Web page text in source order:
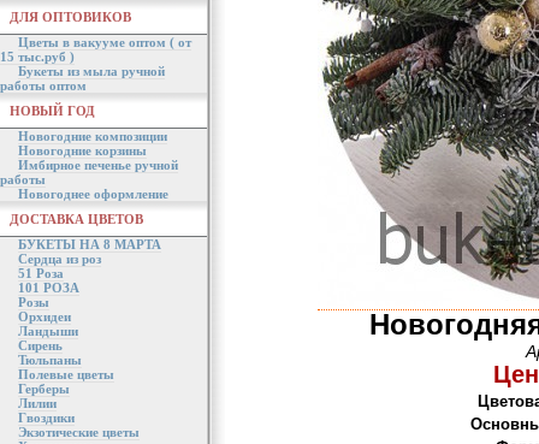
ДЛЯ ОПТОВИКОВ
Цветы в вакууме оптом ( от
15 тыс.руб )
Букеты из мыла ручной
работы оптом
НОВЫЙ ГОД
Новогодние композиции
Новогодние корзины
Имбирное печенье ручной
работы
Новогоднее оформление
ДОСТАВКА ЦВЕТОВ
БУКЕТЫ НА 8 МАРТА
Сердца из роз
51 Роза
101 РОЗА
Розы
Орхидеи
Ландыши
Сирень
Тюльпаны
Полевые цветы
Герберы
Лилии
Гвоздики
Экзотические цветы